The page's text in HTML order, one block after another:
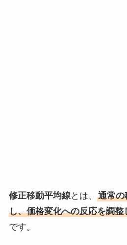
修正移動平均線とは、 通常の
し、価格変化への反応を調整
です。